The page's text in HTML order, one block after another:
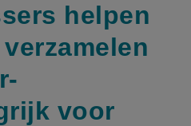
hel­pen
voor